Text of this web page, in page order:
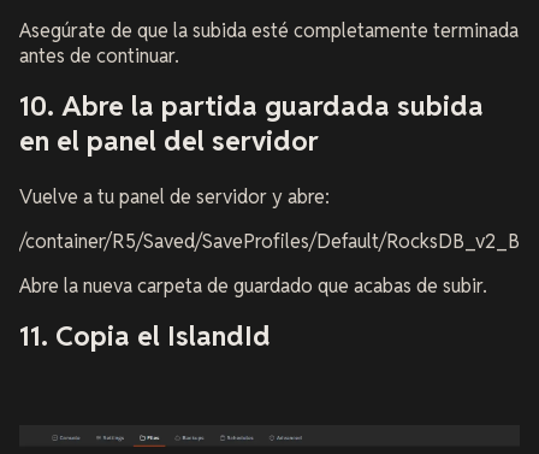
Asegúrate de que la subida esté completamente terminada
antes de continuar.
10. Abre la partida guardada subida
en el panel del servidor
Vuelve a tu panel de servidor y abre:
/container/R5/Saved/SaveProfiles/Default/
Abre la nueva carpeta de guardado que acabas de subir.
11. Copia el IslandId